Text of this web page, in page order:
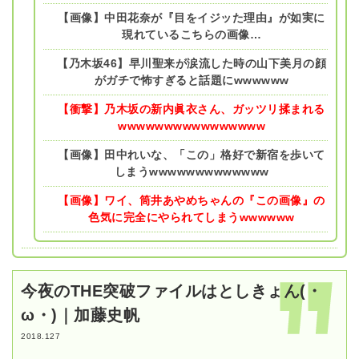
【画像】中田花奈が『目をイジッた理由』が如実に
現れているこちらの画像…
【乃木坂46】早川聖来が涙流した時の山下美月の顔
がガチで怖すぎると話題にwwwwww
【衝撃】乃木坂の新内眞衣さん、ガッツリ揉まれる
wwwwwwwwwwwwwwww
【画像】田中れいな、「この」格好で新宿を歩いて
しまうwwwwwwwwwwwww
【画像】ワイ、筒井あやめちゃんの『この画像』の
色気に完全にやられてしまうwwwwww
今夜のTHE突破ファイルはとしきょん(・
ω・)｜加藤史帆
2018.127